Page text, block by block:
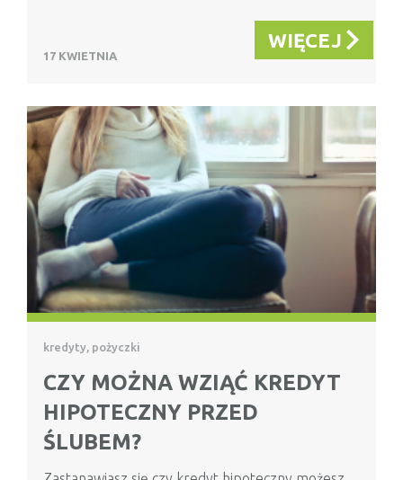
17 KWIETNIA
WIĘCEJ
kredyty, pożyczki
CZY MOŻNA WZIĄĆ KREDYT
HIPOTECZNY PRZED
ŚLUBEM?